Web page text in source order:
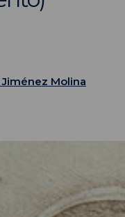
Molina